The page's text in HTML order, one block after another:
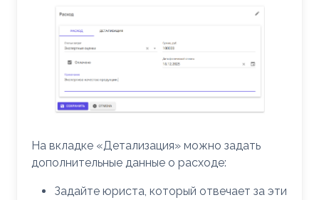
На вкладке «Детализация» можно задать
дополнительные данные о расходе:
Задайте юриста, который отвечает за эти